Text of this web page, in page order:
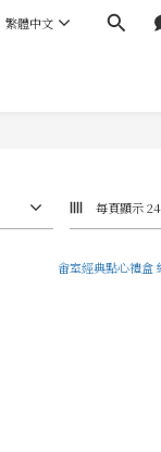
繁體中文
每頁顯示